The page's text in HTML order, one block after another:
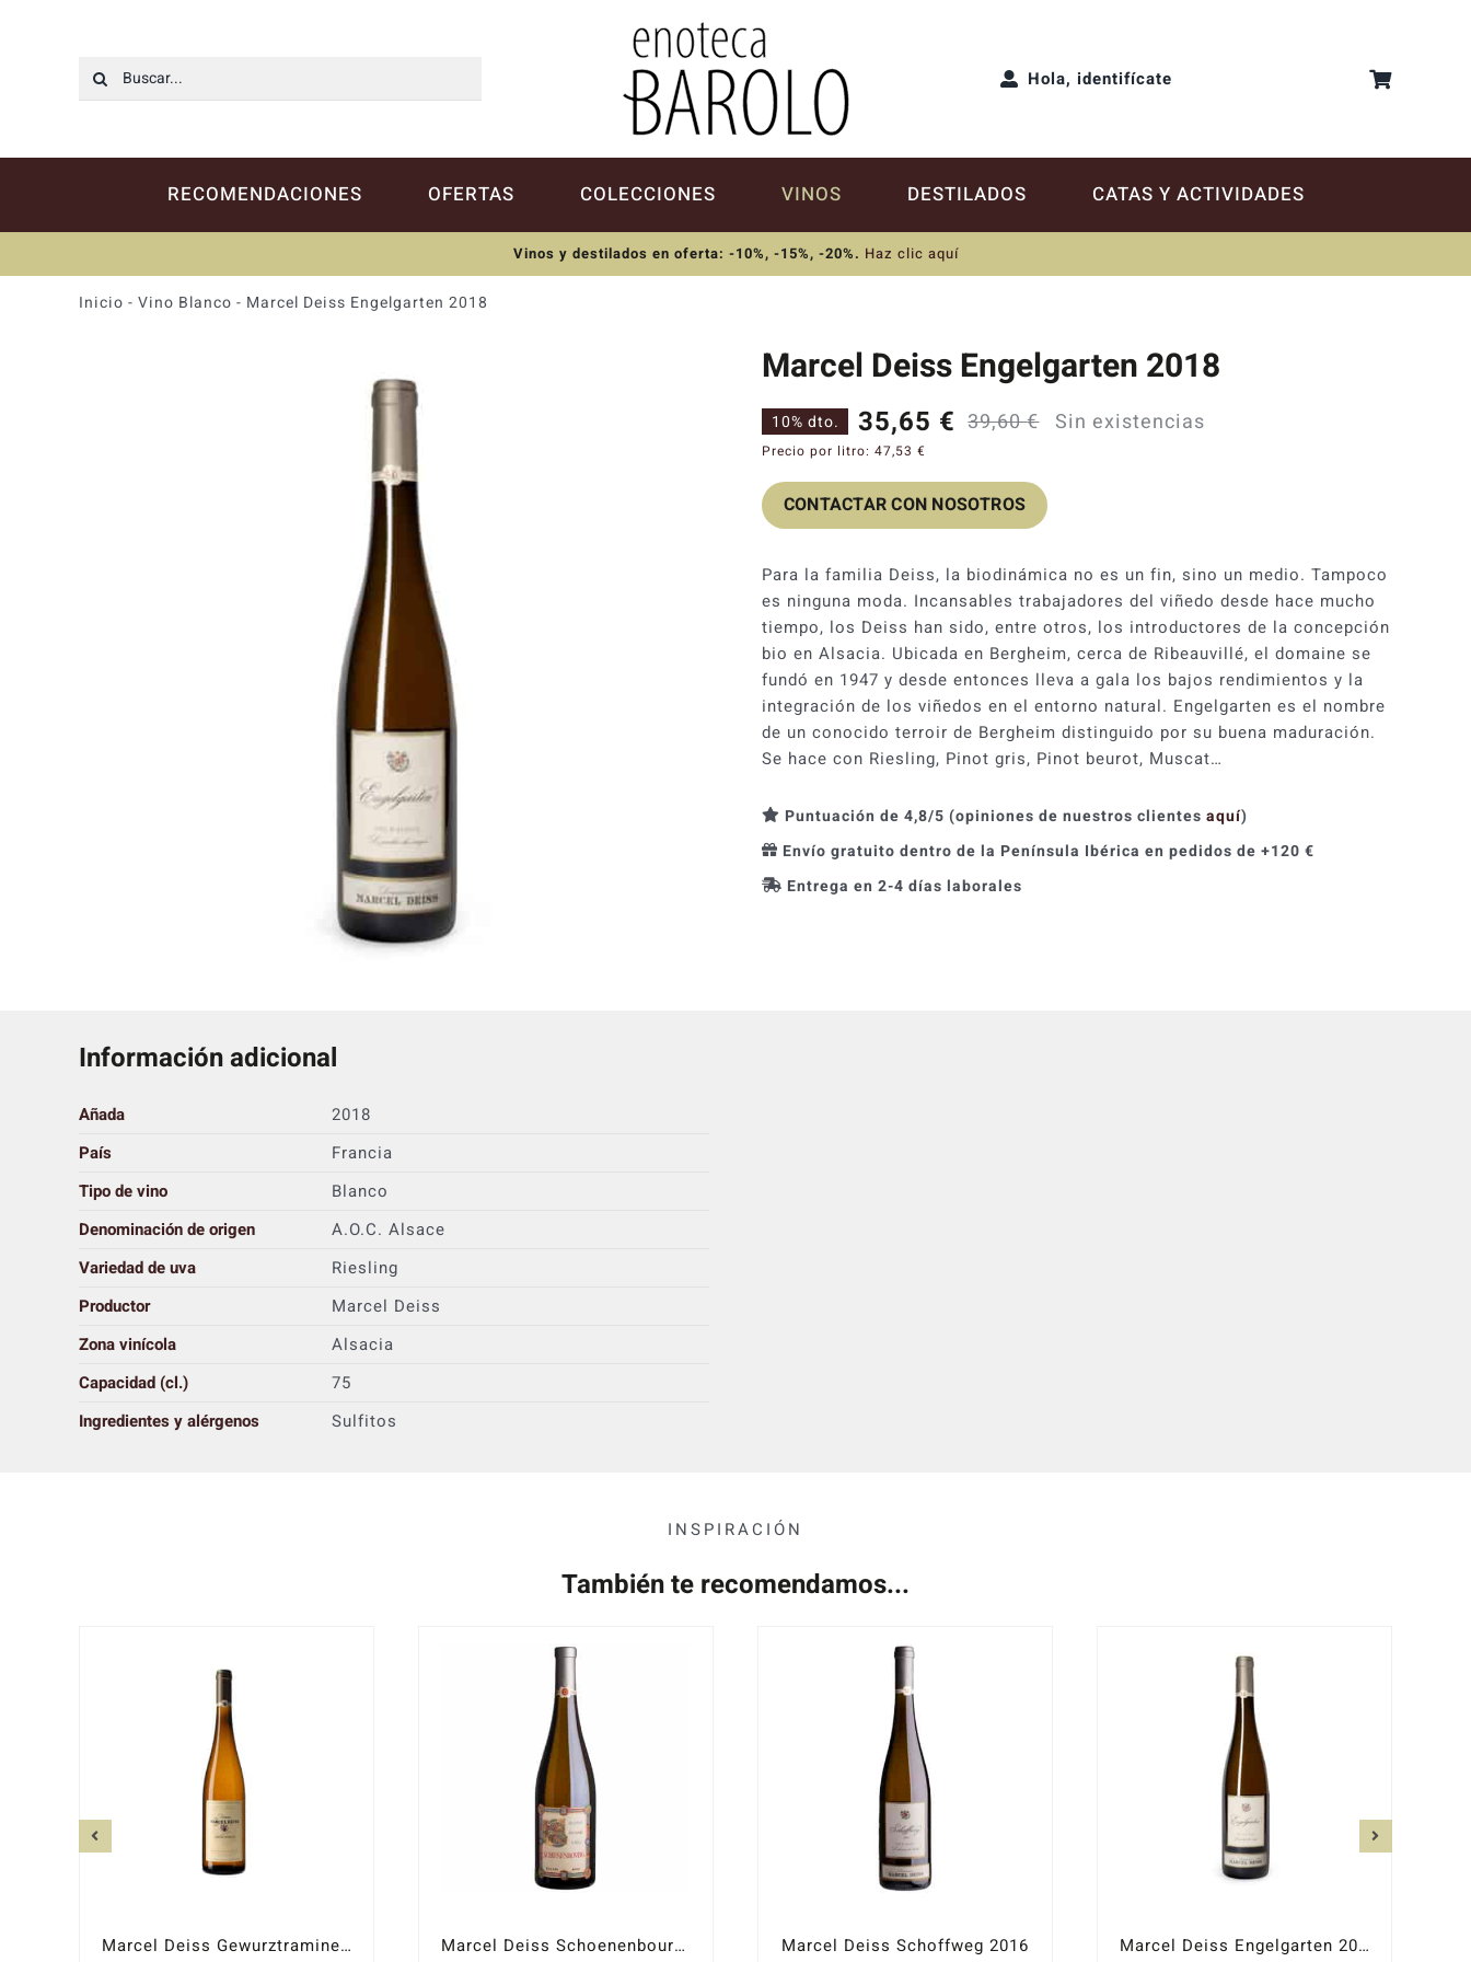
Buscar: Hola, identifícate
RECOMENDACIONES OFERTAS COLECCIONES VINOS DESTILADOS CATAS Y ACTIVIDADES
Vinos y destilados en oferta: -10%, -15%, -20%. Haz clic aquí
Inicio - Vino Blanco - Marcel Deiss Engelgarten 2018
Marcel Deiss Engelgarten 2018
39,60€ El
precio
original
39,60 €.
35,65 €
El
precio
actual
35,65 €.
10% dto. Sin existencias
Precio por litro: 47,53 €
CONTACTAR CON NOSOTROS
Para la familia Deiss, la biodinámica no es un fin, sino un medio. Tampoco
es ninguna moda. Incansables trabajadores del viñedo desde hace mucho
tiempo, los Deiss han sido, entre otros, los introductores de la concepción
bio en Alsacia. Ubicada en Bergheim, cerca de Ribeauvillé, el domaine se
fundó en 1947 y desde entonces lleva a gala los bajos rendimientos y la
integración de los viñedos en el entorno natural. Engelgarten es el nombre
de un conocido terroir de Bergheim distinguido por su buena maduración.
Se hace con Riesling, Pinot gris, Pinot beurot, Muscat…
Puntuación de 4,8/5 (opiniones de nuestros clientes aquí)
Envío gratuito dentro de la Península Ibérica en pedidos de +120 €
Entrega en 2-4 días laborales
Información adicional
Añada
2018
País
Francia
Tipo de vino
Blanco
Denominación de origen
A.O.C. Alsace
Variedad de uva
Riesling
Productor
Marcel Deiss
Zona vinícola
Alsacia
Capacidad (cl.)
75
Ingredientes y alérgenos
Sulfitos
INSPIRACIÓN
También te recomendamos...
Marcel Deiss Gewurztraminer 2019 Marcel Deiss Schoenenbourg 2018 Marcel Deiss Schoffweg 2016 Marcel Deiss Engelgarten 2022